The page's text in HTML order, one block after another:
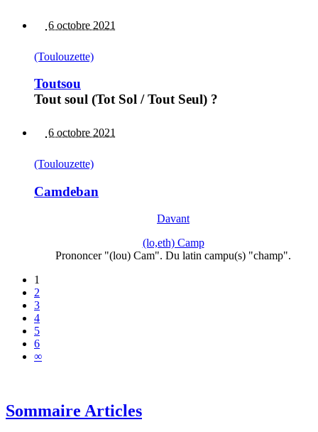
6 octobre 2021
(Toulouzette)
Toutsou
Tout soul (Tot Sol / Tout Seul) ?
6 octobre 2021
(Toulouzette)
Camdeban
Davant
(lo,eth) Camp
Prononcer "(lou) Cam". Du latin campu(s) "champ".
1
2
3
4
5
6
∞
Sommaire Articles